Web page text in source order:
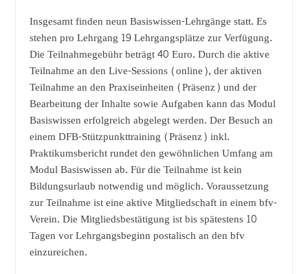
Insgesamt finden neun Basiswissen-Lehrgänge statt. Es
stehen pro Lehrgang 19 Lehrgangsplätze zur Verfügung.
Die Teilnahmegebühr beträgt 40 Euro. Durch die aktive
Teilnahme an den Live-Sessions (online), der aktiven
Teilnahme an den Praxiseinheiten (Präsenz) und der
Bearbeitung der Inhalte sowie Aufgaben kann das Modul
Basiswissen erfolgreich abgelegt werden. Der Besuch an
einem DFB-Stützpunkttraining (Präsenz) inkl.
Praktikumsbericht rundet den gewöhnlichen Umfang am
Modul Basiswissen ab. Für die Teilnahme ist kein
Bildungsurlaub notwendig und möglich. Voraussetzung
zur Teilnahme ist eine aktive Mitgliedschaft in einem bfv-
Verein. Die Mitgliedsbestätigung ist bis spätestens 10
Tagen vor Lehrgangsbeginn postalisch an den bfv
einzureichen.